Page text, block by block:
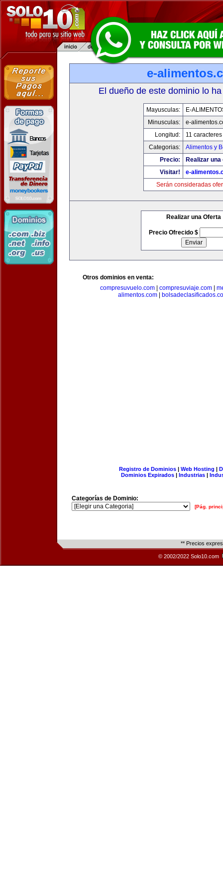
e-
El dueño de este dominio lo
Mayusculas:
E-
Minusculas:
e-
Longitud:
11 caracteres
Categorias:
Alimentos y
Precio:
Realizar
Visitar!
e-
Serán consideradas
Realizar una Oferta
Precio Ofrecido $
Otros dominios en venta:
compresuvuelo.com
compresuviaje.com
alimentos.com
Registro de Dominios| Web Hosting |
Dominios Expirados | Industrias |
Categorías de Dominio:
[Pág.
** Precios
© 2002/2022 Solo10.com